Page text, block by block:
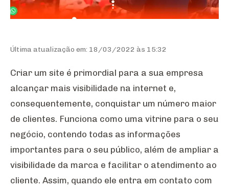
Última atualização em: 18/03/2022 às 15:32
Criar um site é primordial para a sua empresa
alcançar mais visibilidade na internet e,
consequentemente, conquistar um número maior
de clientes. Funciona como uma vitrine para o seu
negócio, contendo todas as informações
importantes para o seu público, além de ampliar a
visibilidade da marca e facilitar o atendimento ao
cliente. Assim, quando ele entra em contato com